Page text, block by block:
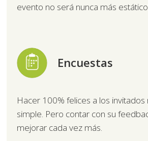
evento no será nunca más
Encuestas
Hacer 100% felices a los
simple. Pero contar con su
mejorar cada vez más.